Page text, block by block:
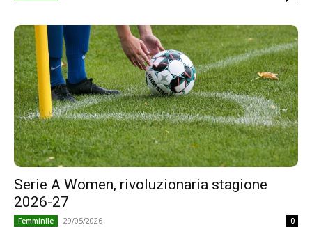
Serie A Women, rivoluzionaria stagione
2026-27
Femminile 29/05/2026 0